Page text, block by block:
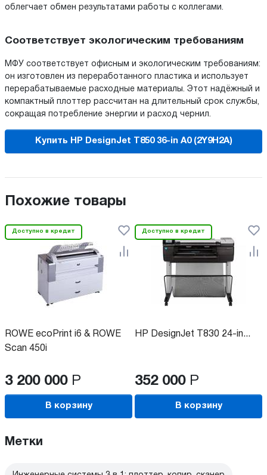
облегчает обмен результатами работы с коллегами.
Соответствует экологическим требованиям
МФУ соответствует офисным и экологическим требованиям:
он изготовлен из переработанного пластика и использует
перерабатываемые расходные материалы. Этот надёжный и
компактный плоттер рассчитан на длительный срок службы,
сокращая потребление энергии и расход чернил.
Купить HP DesignJet T850 36-in A0 (2Y9H2A)
Похожие товары
Доступно в кредит
ROWE ecoPrint i6 & ROWE
Scan 450i
3 200 000 Р
В корзину
Доступно в кредит
HP DesignJet T830 24-in...
352 000 Р
В корзину
Метки